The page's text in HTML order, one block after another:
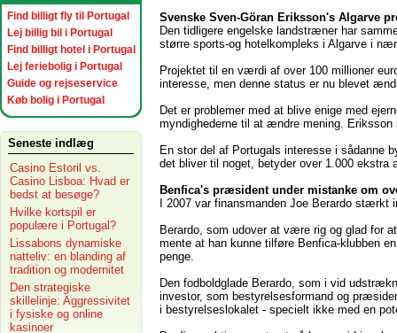
Find billigt fly til Portugal
Lej billig bil i Portugal
Find billigt hotel i Portugal
Lej feriebolig i Portugal
Guide og rejseservice
Køb bolig i Portugal
Seneste indlæg
Casino Estoril vs.
Casino Lisboa: Hvad er
bedst at besøge?
Hvilke kortspil er
populære i Portugal?
Lissabons dynamiske
natteliv: en blanding af
tradition og modernitet
Den strategiske
skillelinje: Aggressivitet
i fysiske og online
kasinoer
Svenske Sven-Göran Eriksson's Algarve
Den tidligere engelske landstræner har
større sports-og hotelkompleks i Algarve i
Projektet til en værdi af over 100 millioner
interesse, men denne status er nu blevet
Det er problemer med at blive enige med
myndighederne til at ændre mening.
En stor del af Portugals interesse i sådanne
det bliver til noget, betyder over 1.000 ekstra
Benfica's præsident under mistanke om
I 2007 var finansmanden Joe Berardo
Berardo, som udover at være rig og glad for
mente at han kunne tilføre Benfica-klubben
penge.
Den fodboldglade Berardo, som i vid
investor, som bestyrelsesformand og
i bestyrelseslokalet - specielt ikke med en